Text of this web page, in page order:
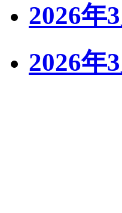
2026年
2026年